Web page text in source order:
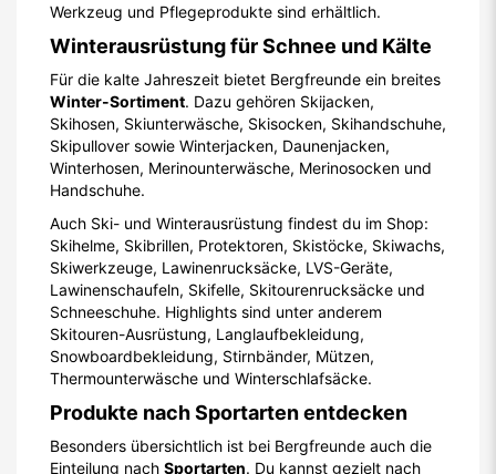
Werkzeug und Pflegeprodukte sind erhältlich.
Winterausrüstung für Schnee und Kälte
Für die kalte Jahreszeit bietet Bergfreunde ein breites
Winter-Sortiment. Dazu gehören Skijacken,
Skihosen, Skiunterwäsche, Skisocken, Skihandschuhe,
Skipullover sowie Winterjacken, Daunenjacken,
Winterhosen, Merinounterwäsche, Merinosocken und
Handschuhe.
Auch Ski- und Winterausrüstung findest du im Shop:
Skihelme, Skibrillen, Protektoren, Skistöcke, Skiwachs,
Skiwerkzeuge, Lawinenrucksäcke, LVS-Geräte,
Lawinenschaufeln, Skifelle, Skitourenrucksäcke und
Schneeschuhe. Highlights sind unter anderem
Skitouren-Ausrüstung, Langlaufbekleidung,
Snowboardbekleidung, Stirnbänder, Mützen,
Thermounterwäsche und Winterschlafsäcke.
Produkte nach Sportarten entdecken
Besonders übersichtlich ist bei Bergfreunde auch die
Einteilung nach Sportarten. Du kannst gezielt nach